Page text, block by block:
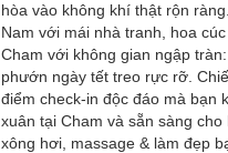
hòa vào không khí thật rộn
Nam với mái nhà tranh, hoa
Cham với không gian ngập
phướn ngày tết treo rực rỡ.
điểm check-in độc đáo mà bạn
xuân tại Cham và sẵn sàng
xông hơi, massage & làm đẹp